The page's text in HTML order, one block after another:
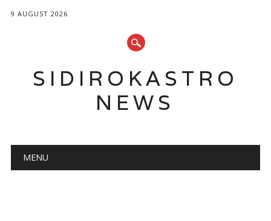
9 AUGUST 2026
SIDIROKASTRO
NEWS
Main menu
MENU